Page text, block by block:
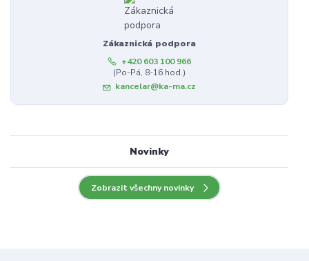
Zákaznická podpora
+420 603 100 966
(Po-Pá, 8-16 hod.)
kancelar@ka-ma.cz
Novinky
Zobrazit všechny novinky